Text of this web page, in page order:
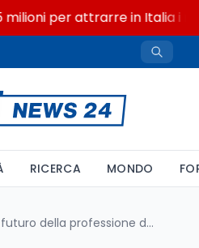
milioni per attrarre in Italia i
RICERCA MONDO
Il futuro della professione docente: strategie e prospettive dall'incontro europeo di Nicosia